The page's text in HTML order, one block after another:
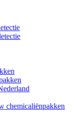
chemicaliënpakken